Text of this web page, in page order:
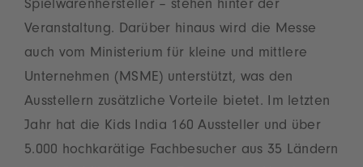
Spielwarenhersteller – stehen hinter der
Veranstaltung. Darüber hinaus wird die Messe
auch vom Ministerium für kleine und mittlere
Unternehmen (MSME) unterstützt, was den
Ausstellern zusätzliche Vorteile bietet. Im letzten
Jahr hat die Kids India 160 Aussteller und über
5.000 hochkarätige Fachbesucher aus 35 Ländern